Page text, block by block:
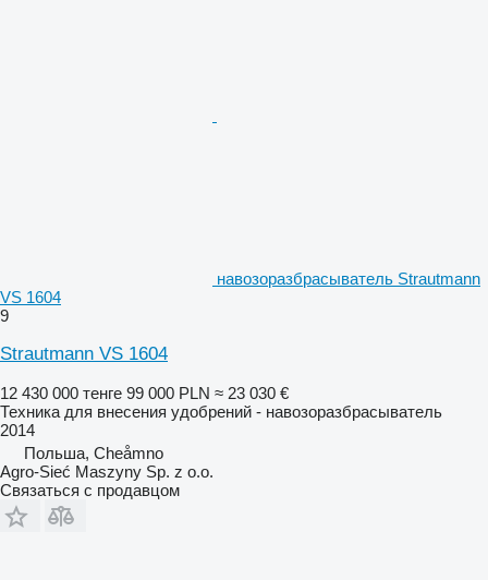
навозоразбрасыватель Strautmann
VS 1604
9
Strautmann VS 1604
12 430 000 тенге 99 000 PLN ≈ 23 030 €
Техника для внесения удобрений - навозоразбрасыватель
2014
Польша, Cheåmno
Agro-Sieć Maszyny Sp. z o.o.
Связаться с продавцом